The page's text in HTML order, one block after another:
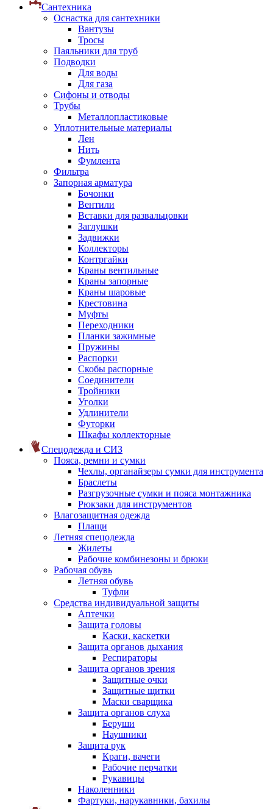
Сантехника
Оснастка для сантехники
Вантузы
Тросы
Паяльники для труб
Подводки
Для воды
Для газа
Сифоны и отводы
Трубы
Металлопластиковые
Уплотнительные материалы
Лен
Нить
Фумлента
Фильтра
Запорная арматура
Бочонки
Вентили
Вставки для развальцовки
Заглушки
Задвижки
Коллекторы
Контргайки
Краны вентильные
Краны запорные
Краны шаровые
Крестовина
Муфты
Переходники
Планки зажимные
Пружины
Распорки
Скобы распорные
Соединители
Тройники
Уголки
Удлинители
Футорки
Шкафы коллекторные
Спецодежда и СИЗ
Пояса, ремни и сумки
Чехлы, органайзеры сумки для инструмента
Браслеты
Разгрузочные сумки и пояса монтажника
Рюкзаки для инструментов
Влагозащитная одежда
Плащи
Летняя спецодежда
Жилеты
Рабочие комбинезоны и брюки
Рабочая обувь
Летняя обувь
Туфли
Средства индивидуальной защиты
Аптечки
Защита головы
Каски, каскетки
Защита органов дыхания
Респираторы
Защита органов зрения
Защитные очки
Защитные щитки
Маски сварщика
Защита органов слуха
Беруши
Наушники
Защита рук
Краги, вачеги
Рабочие перчатки
Рукавицы
Наколенники
Фартуки, нарукавники, бахилы